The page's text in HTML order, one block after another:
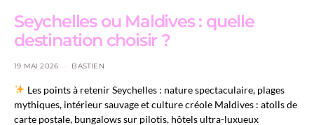
Seychelles ou Maldives : quelle
destination choisir ?
19 MAI 2026 BASTIEN
Les points à retenir Seychelles : nature spectaculaire, plages
mythiques, intérieur sauvage et culture créole Maldives : atolls de
carte postale, bungalows sur pilotis, hôtels ultra-luxueux